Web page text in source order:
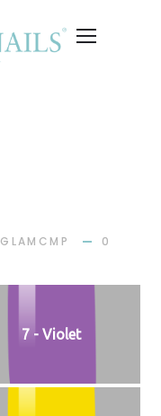
0
7 - Violet